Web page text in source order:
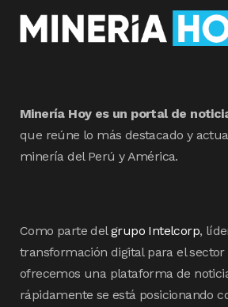
Minería Hoy es un portal de
que reúne lo más destacado y
minería del Perú y América.
Como parte delgrupo Intelcorp,
transformación digital para el
ofrecemos una plataforma de
rápidamente se está posicionando